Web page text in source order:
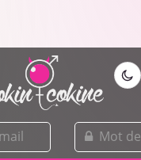
mot
de
passe